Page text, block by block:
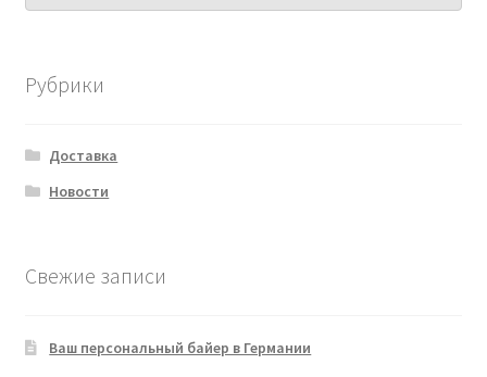
Рубрики
Доставка
Новости
Свежие записи
Ваш персональный байер в Германии